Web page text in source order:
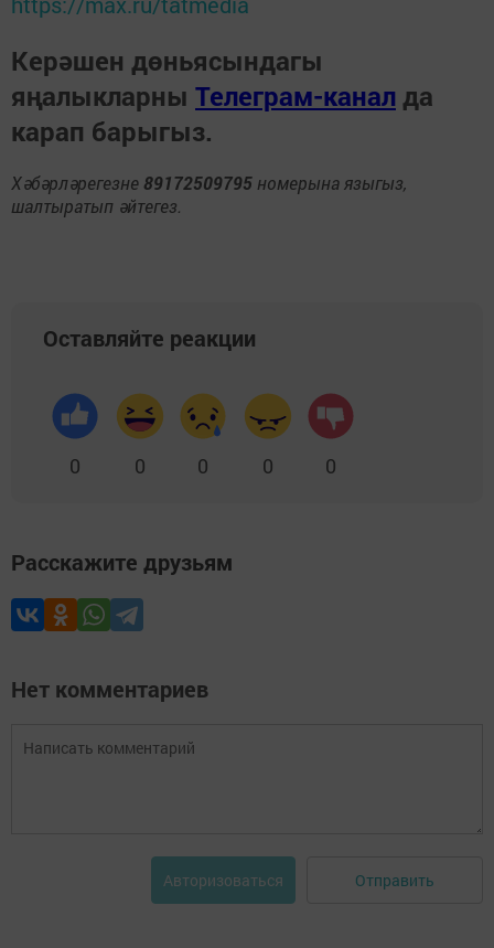
Керәшен дөньясындагы
яңалыкларны Телеграм-канал да
карап барыгыз.
Хәбәрләрегезне 89172509795 номерына языгыз,
шалтыратып әйтегез.
Оставляйте реакции
0 0 0 0 0
Расскажите друзьям
Нет комментариев
Авторизоваться Отправить